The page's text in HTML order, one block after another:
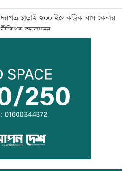
দরপত্র ছাড়াই ২০০ ইলেকট্রিক বাস কেনার
নীতিগত অনুমোদন
তনু হত্যার আসামি সাবেক সেনাসদস্য
হাফিজুরকে আত্মসমর্পণের নির্দেশ
দুদকের মামলায় ঢাকা ব্যাংকের ৪ কর্মকর্তার
কারাদণ্ড